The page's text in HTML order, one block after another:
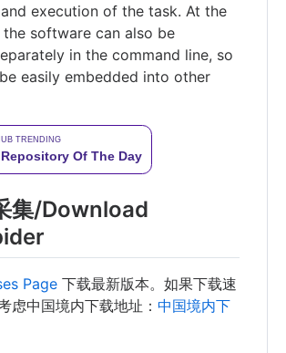
execution of the task. At the
the software can also be
in the command line, so
easily embedded into other
集/Download
Page 下载最新版本。如果下载速
虑中国境内下载地址： 中国境内下